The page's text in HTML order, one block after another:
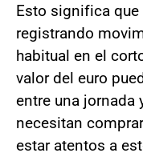
Esto significa
registrando
habitual en el
valor del euro
entre una jornada
necesitan
estar atentos a